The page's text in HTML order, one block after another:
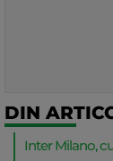
DIN
Inter Milano,